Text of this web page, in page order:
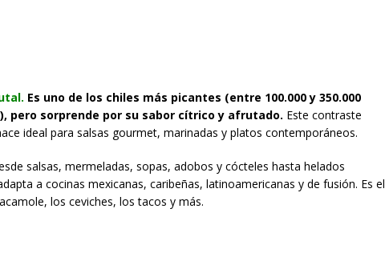
Es uno de los chiles más picantes (entre 100.000 y 350.000
pero sorprende por su sabor cítrico y afrutado. Este contraste
ideal para salsas gourmet, marinadas y platos contemporáneos.
salsas, mermeladas, sopas, adobos y cócteles hasta helados
a cocinas mexicanas, caribeñas, latinoamericanas y de fusión. Es el
los ceviches, los tacos y más.